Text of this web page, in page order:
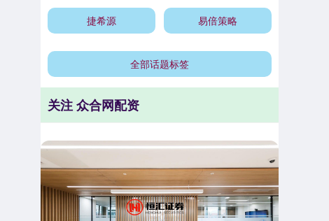
捷希源 易倍策略
全部话题标签
关注 众合网配资